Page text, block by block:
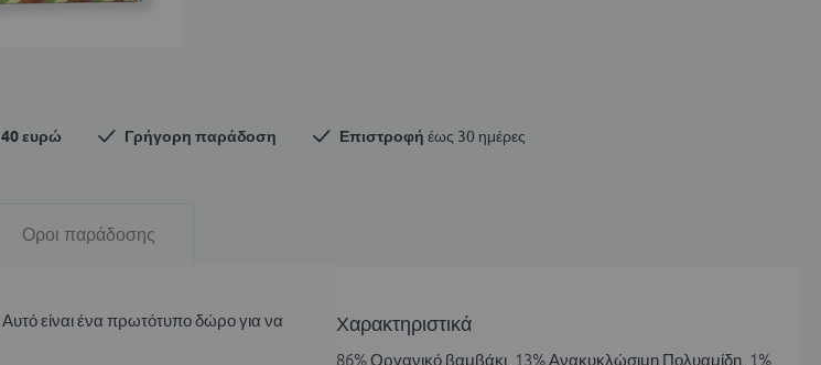
ευρώ Γρήγορη παράδοση Επιστροφή έως 30 ημέρες
Χαρακτηριστικά
86% Οργανικό βαμβάκι, 13% Ανακυκλώσιμη Πολυαμίδη, 1%
Αυτό είναι ένα πρωτότυπο δώρο για να
Οροι παράδοσης